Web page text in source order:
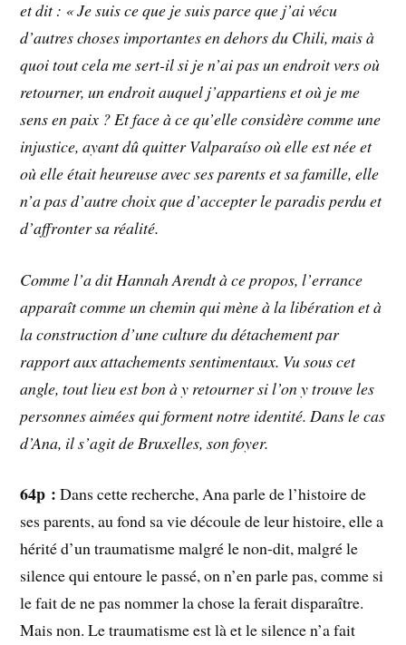
et dit : « Je suis ce que je suis parce que j’ai vécu
d’autres choses importantes en dehors du Chili, mais à
quoi tout cela me sert-il si je n’ai pas un endroit vers où
retourner, un endroit auquel j’appartiens et où je me
sens en paix ? Et face à ce qu’elle considère comme une
injustice, ayant dû quitter Valparaíso où elle est née et
où elle était heureuse avec ses parents et sa famille, elle
n’a pas d’autre choix que d’accepter le paradis perdu et
d’affronter sa réalité.
Comme l’a dit Hannah Arendt à ce propos, l’errance
apparaît comme un chemin qui mène à la libération et à
la construction d’une culture du détachement par
rapport aux attachements sentimentaux. Vu sous cet
angle, tout lieu est bon à y retourner si l’on y trouve les
personnes aimées qui forment notre identité. Dans le cas
d’Ana, il s’agit de Bruxelles, son foyer.
64p : Dans cette recherche, Ana parle de l’histoire de
ses parents, au fond sa vie découle de leur histoire, elle a
hérité d’un traumatisme malgré le non-dit, malgré le
silence qui entoure le passé, on n’en parle pas, comme si
le fait de ne pas nommer la chose la ferait disparaître.
Mais non. Le traumatisme est là et le silence n’a fait